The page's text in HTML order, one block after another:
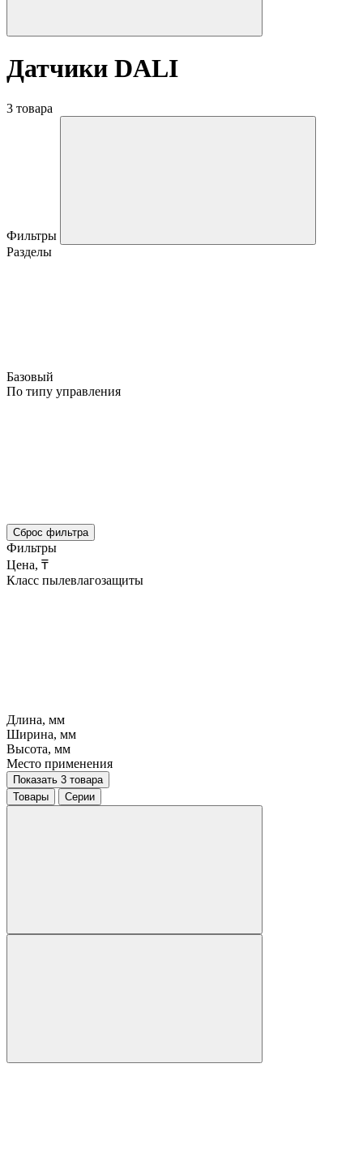
Датчики DALI
3 товара
Фильтры
Разделы
Базовый
По типу управления
Сброс фильтра
Фильтры
Цена, ₸
Класс пылевлагозащиты
Длина, мм
Ширина, мм
Высота, мм
Место применения
Показать 3 товара
Товары
Серии